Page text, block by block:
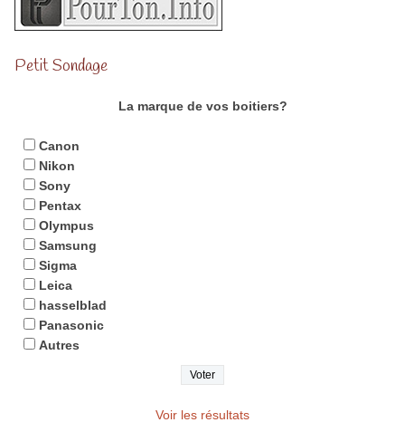
Petit Sondage
La marque de vos boitiers?
Canon
Nikon
Sony
Pentax
Olympus
Samsung
Sigma
Leica
hasselblad
Panasonic
Autres
Voir les résultats